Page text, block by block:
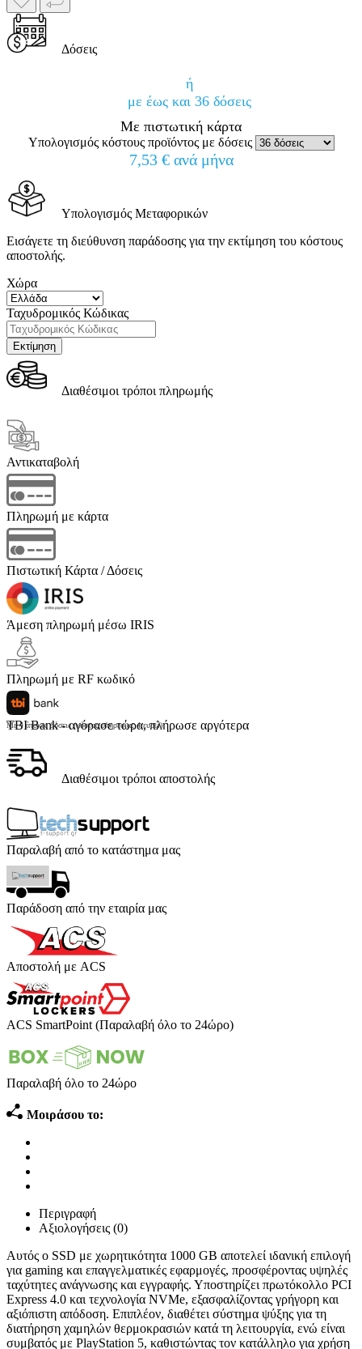
Δόσεις
ή
με έως και 36 δόσεις
Με πιστωτική κάρτα
Υπολογισμός κόστους προϊόντος με δόσεις
7,53 € ανά μήνα
Υπολογισμός Μεταφορικών
Εισάγετε τη διεύθυνση παράδοσης για την εκτίμηση του κόστους
αποστολής.
Χώρα
Ταχυδρομικός Κώδικας
Διαθέσιμοι τρόποι πληρωμής
Αντικαταβολή
Πληρωμή με κάρτα
Πιστωτική Κάρτα / Δόσεις
Άμεση πληρωμή μέσω IRIS
Πληρωμή με RF κωδικό
TBI Bank - αγόρασε τώρα, πλήρωσε αργότερα
Με 4 άτοκες δόσεις (κόστος υπηρεσίας 4 ευρώ)
Διαθέσιμοι τρόποι αποστολής
Παραλαβή από το κατάστημα μας
Παράδοση από την εταιρία μας
Αποστολή με ACS
ACS SmartPoint (Παραλαβή όλο το 24ώρο)
Παραλαβή όλο το 24ώρο
Μοιράσου το:
Περιγραφή
Αξιολογήσεις (0)
Αυτός ο SSD με χωρητικότητα 1000 GB αποτελεί ιδανική επιλογή
για gaming και επαγγελματικές εφαρμογές, προσφέροντας υψηλές
ταχύτητες ανάγνωσης και εγγραφής. Υποστηρίζει πρωτόκολλο PCI
Express 4.0 και τεχνολογία NVMe, εξασφαλίζοντας γρήγορη και
αξιόπιστη απόδοση. Επιπλέον, διαθέτει σύστημα ψύξης για τη
διατήρηση χαμηλών θερμοκρασιών κατά τη λειτουργία, ενώ είναι
συμβατός με PlayStation 5, καθιστώντας τον κατάλληλο για χρήση